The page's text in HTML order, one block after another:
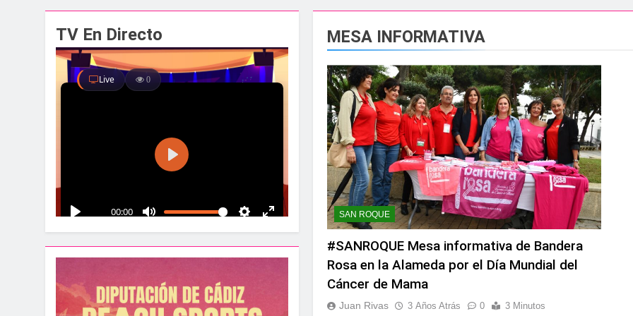
Santa Bárbara acoge el circuito nacional de vóley playa tres estrellas y el
1 Semana Atrás
La Línea albergará el Campeonato de Europa de Beach Sprint 2026 con más
Parques y Jardines lleva a cabo trabajos de mejora y mantenimiento en las
La Velada y Fiestas 2026 echa el cierre con éxito rotundo
La Mancomunidad y el Banco de Alimentos del Campo de Gibraltar renuevan
2 Semanas Atrás
Tráfico especial para despedir la feria. Ojo si vas a Santa Bárbara
2 Semanas Atrás
La feria se despide por todo lo alto: Antonio José, fuegos artificiales y música
TV En Directo MESA INFORMATIVA
SAN ROQUE
#SANROQUE Mesa informativa de Bandera
Rosa en la Alameda por el Día Mundial del
Cáncer de Mama
Juan Rivas 3 Años Atrás 0 3 Minutos